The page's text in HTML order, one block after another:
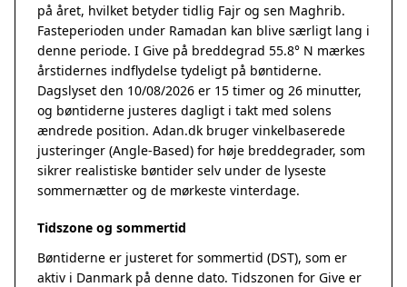
på året, hvilket betyder tidlig Fajr og sen Maghrib.
Fasteperioden under Ramadan kan blive særligt lang i
denne periode. I Give på breddegrad 55.8° N mærkes
årstidernes indflydelse tydeligt på bøntiderne.
Dagslyset den 10/08/2026 er 15 timer og 26 minutter,
og bøntiderne justeres dagligt i takt med solens
ændrede position. Adan.dk bruger vinkelbaserede
justeringer (Angle-Based) for høje breddegrader, som
sikrer realistiske bøntider selv under de lyseste
sommernætter og de mørkeste vinterdage.
Tidszone og sommertid
Bøntiderne er justeret for sommertid (DST), som er
aktiv i Danmark på denne dato. Tidszonen for Give er